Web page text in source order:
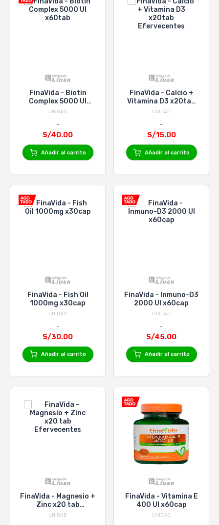
FinaVida - Biotin
Complex 5000 UI
x60tab
UNIDAD
S/40.00
Añadir al carrito
FinaVida - Calcio +
Vitamina D3 x20tab
Efervecentes
UNIDAD
S/15.00
Añadir al carrito
FinaVida - Fish Oil
1000mg x30cap
UNIDAD
S/30.00
Añadir al carrito
FinaVida - Inmuno-D3
2000 UI x60cap
UNIDAD
S/45.00
Añadir al carrito
FinaVida - Magnesio +
Zinc x20 tab
Efervecentes
UNIDAD
FinaVida - Vitamina E
400 UI x60cap
UNIDAD